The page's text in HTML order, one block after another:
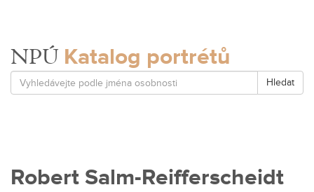
NPÚ Katalog portrétů
Hledat
Robert Salm-Reifferscheidt